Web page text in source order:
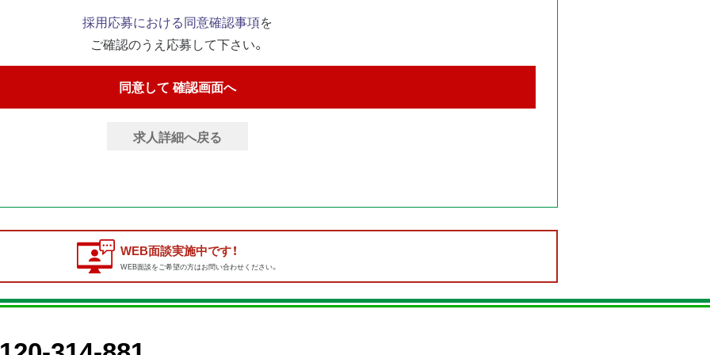
採用応募における同意確認事項を
ご確認のうえ応募して下さい。
求人詳細へ戻る
WEB面談実施中です！
WEB面談をご希望の方はお問い合わせください。